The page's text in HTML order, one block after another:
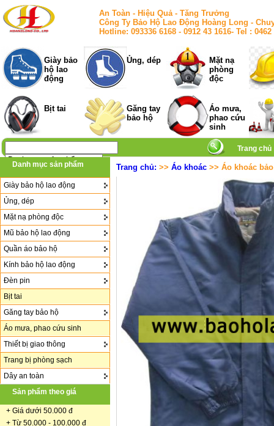
An Toàn - Hiệu Quả - Tăng Trưởng
Công Ty Bảo Hộ Lao Động Hoàng Long -
Hotline: 093336 6168 - 0912 43 1616- Tel :
Giày bảo
hộ lao
động
Ủng, dép
Mặt nạ
phòng
độc
Bịt tai
Găng tay
bảo hộ
Áo mưa,
phao cứu
sinh
Trang chủ
Danh mục sản phẩm
Giày bảo hộ lao động
Ủng, dép
Mặt nạ phòng độc
Mũ bảo hộ lao động
Quần áo bảo hộ
Kính bảo hộ lao động
Đèn pin
Bịt tai
Găng tay bảo hộ
Áo mưa, phao cứu sinh
Thiết bị giao thông
Trang bị phòng sạch
Dây an toàn
Sản phẩm theo giá
+ Giá dưới 50.000 đ
+ Từ 50.000 - 100.000 đ
Trang chủ: >> Áo khoác >> Áo khoác